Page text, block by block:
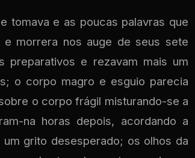
tomava e as poucas palavras que
e morrera nos auge de seus sete
preparativos e rezavam mais um
o corpo magro e esguio parecia
o corpo frágil misturando-se a
na horas depois, acordando a
grito desesperado; os olhos da